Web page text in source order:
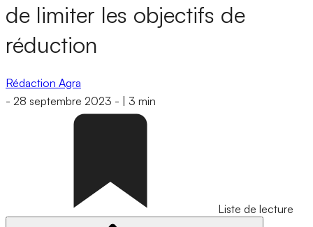
de limiter les objectifs de
réduction
Rédaction Agra
- 28 septembre 2023 - 3 min
Liste de lecture